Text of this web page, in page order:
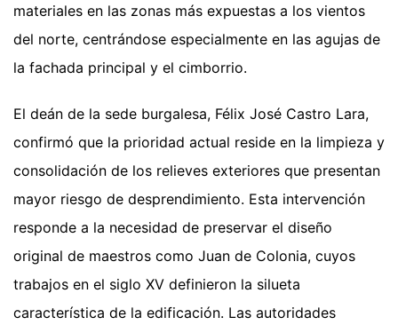
materiales en las zonas más expuestas a los vientos
del norte, centrándose especialmente en las agujas de
la fachada principal y el cimborrio.
El deán de la sede burgalesa, Félix José Castro Lara,
confirmó que la prioridad actual reside en la limpieza y
consolidación de los relieves exteriores que presentan
mayor riesgo de desprendimiento. Esta intervención
responde a la necesidad de preservar el diseño
original de maestros como Juan de Colonia, cuyos
trabajos en el siglo XV definieron la silueta
característica de la edificación. Las autoridades